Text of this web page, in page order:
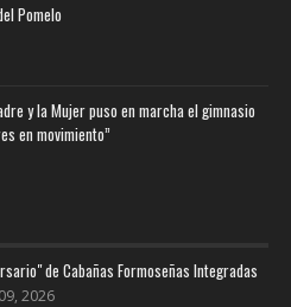
Pomelo
y la Mujer puso en marcha el gimnasio
en movimiento”
de Cabañas Formoseñas Integradas
2026